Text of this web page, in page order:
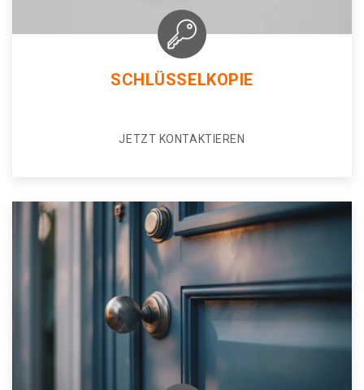
SCHLÜSSELKOPIE
JETZT KONTAKTIEREN